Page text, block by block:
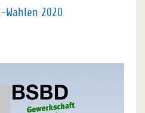
Wahlen 2020